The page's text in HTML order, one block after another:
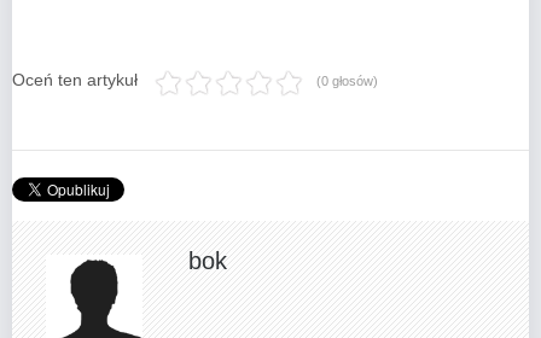
Oceń ten artykuł (0 głosów)
bok